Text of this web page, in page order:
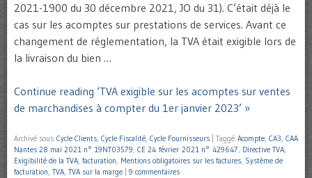
2021-1900 du 30 décembre 2021, JO du 31). C’était déjà le
cas sur les acomptes sur prestations de services. Avant ce
changement de réglementation, la TVA était exigible lors de
la livraison du bien …
Continue reading ‘TVA exigible sur les acomptes sur ventes
de marchandises à compter du 1er janvier 2023’ »
Archivé sous Cycle Clients, Cycle Fiscalité, Cycle Fournisseurs Taggé Acompte, CA3, CAA
Nantes 28 mai 2021 n° 19NT03579, CE 24 février 2021 n° 429647, Directive TVA,
Exigibilité de la TVA, facturation, Mentions obligatoires sur les factures, Système de
facturation, TVA, TVA sur la marge 9 commentaires